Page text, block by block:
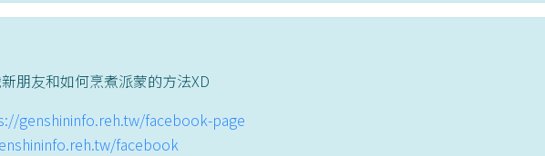
朋友和如何烹煮派蒙的方法XD
genshininfo.reh.tw/facebook-page
facebook